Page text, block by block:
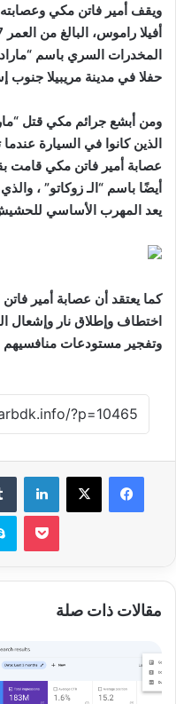
ويقف أمير فاتن مكي
المخدرات السري باسم
حفلا في مدينة مريبيلا جنوب
ومن أبشع جرائم مكي قتل
الذين كانوا في السيارة
عصابة أمير فاتن مكي قامت
أيضًا باسم “الـ زوكاتو” ،
يعد المهرب الأساسي
كما يعتقد أن عصابة أمير
اختطاف وإطلاق نار
وتفجير مستودعات منافسيهم
فيسبوك لينكدإن
مقالات ذات صلة